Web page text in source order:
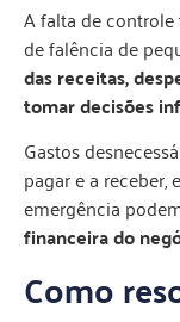
A falta de
de falência de
das receitas,
tomar decisões
Gastos
pagar e a receber,
emergência
financeira do
Como